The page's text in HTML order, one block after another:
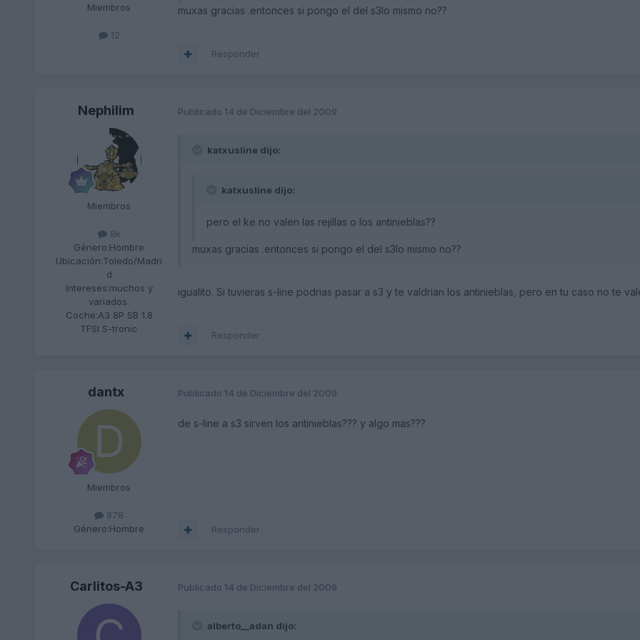
Miembros
12
muxas gracias .entonces si pongo el del s3lo mismo no??
Responder
Nephilim
Miembros
8k
Género:Hombre
Ubicación:Toledo/Madri
d
Intereses:muchos y
variados.
Coche:A3 8P SB 1.8
TFSI S-tronic
Publicado 14 de Diciembre del 2009
katxusline dijo:
katxusline dijo:
pero el ke no valen las rejillas o los antinieblas??
muxas gracias .entonces si pongo el del s3lo mismo no??
igualito. Si tuvieras s-line podrias pasar a s3 y te valdrian los antinieblas, pero en tu caso no te
Responder
dantx
Miembros
878
Género:Hombre
Publicado 14 de Diciembre del 2009
de s-line a s3 sirven los antinieblas??? y algo mas???
Responder
Carlitos-A3 Publicado 14 de Diciembre del 2009
alberto__adan dijo: